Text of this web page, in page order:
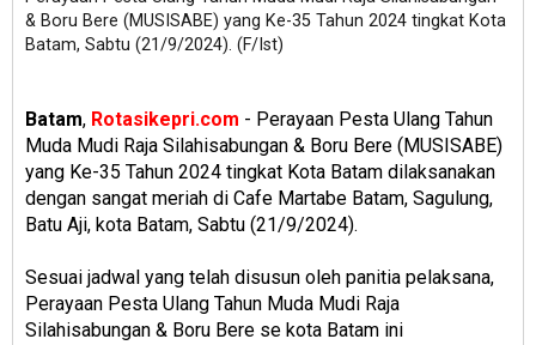
& Boru Bere (MUSISABE) yang Ke-35 Tahun 2024 tingkat Kota
Batam, Sabtu (21/9/2024). (F/Ist)
Batam, Rotasikepri.com - Perayaan Pesta Ulang Tahun
Muda Mudi Raja Silahisabungan & Boru Bere (MUSISABE)
yang Ke-35 Tahun 2024 tingkat Kota Batam dilaksanakan
dengan sangat meriah di Cafe Martabe Batam, Sagulung,
Batu Aji, kota Batam, Sabtu (21/9/2024).
Sesuai jadwal yang telah disusun oleh panitia pelaksana,
Perayaan Pesta Ulang Tahun Muda Mudi Raja
Silahisabungan & Boru Bere se kota Batam ini